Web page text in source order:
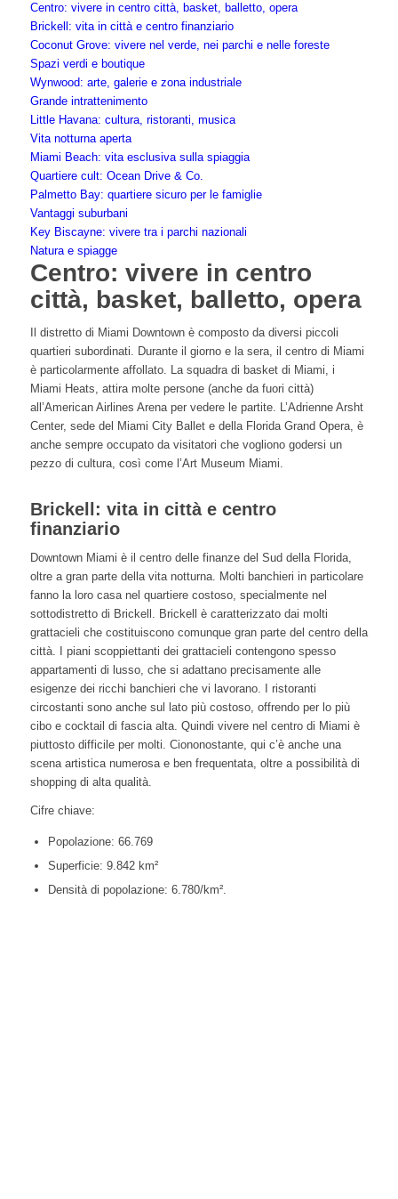
Centro: vivere in centro città, basket, balletto, opera
Brickell: vita in città e centro finanziario
Coconut Grove: vivere nel verde, nei parchi e nelle foreste
Spazi verdi e boutique
Wynwood: arte, galerie e zona industriale
Grande intrattenimento
Little Havana: cultura, ristoranti, musica
Vita notturna aperta
Miami Beach: vita esclusiva sulla spiaggia
Quartiere cult: Ocean Drive & Co.
Palmetto Bay: quartiere sicuro per le famiglie
Vantaggi suburbani
Key Biscayne: vivere tra i parchi nazionali
Natura e spiagge
Centro: vivere in centro
città, basket, balletto, opera
Il distretto di Miami Downtown è composto da diversi piccoli
quartieri subordinati. Durante il giorno e la sera, il centro di Miami
è particolarmente affollato. La squadra di basket di Miami, i
Miami Heats, attira molte persone (anche da fuori città)
all’American Airlines Arena per vedere le partite. L’Adrienne Arsht
Center, sede del Miami City Ballet e della Florida Grand Opera, è
anche sempre occupato da visitatori che vogliono godersi un
pezzo di cultura, così come l’Art Museum Miami.
Brickell: vita in città e centro
finanziario
Downtown Miami è il centro delle finanze del Sud della Florida,
oltre a gran parte della vita notturna. Molti banchieri in particolare
fanno la loro casa nel quartiere costoso, specialmente nel
sottodistretto di Brickell. Brickell è caratterizzato dai molti
grattacieli che costituiscono comunque gran parte del centro della
città. I piani scoppiettanti dei grattacieli contengono spesso
appartamenti di lusso, che si adattano precisamente alle
esigenze dei ricchi banchieri che vi lavorano. I ristoranti
circostanti sono anche sul lato più costoso, offrendo per lo più
cibo e cocktail di fascia alta. Quindi vivere nel centro di Miami è
piuttosto difficile per molti. Ciononostante, qui c’è anche una
scena artistica numerosa e ben frequentata, oltre a possibilità di
shopping di alta qualità.
Cifre chiave:
Popolazione: 66.769
Superficie: 9.842 km²
Densità di popolazione: 6.780/km².